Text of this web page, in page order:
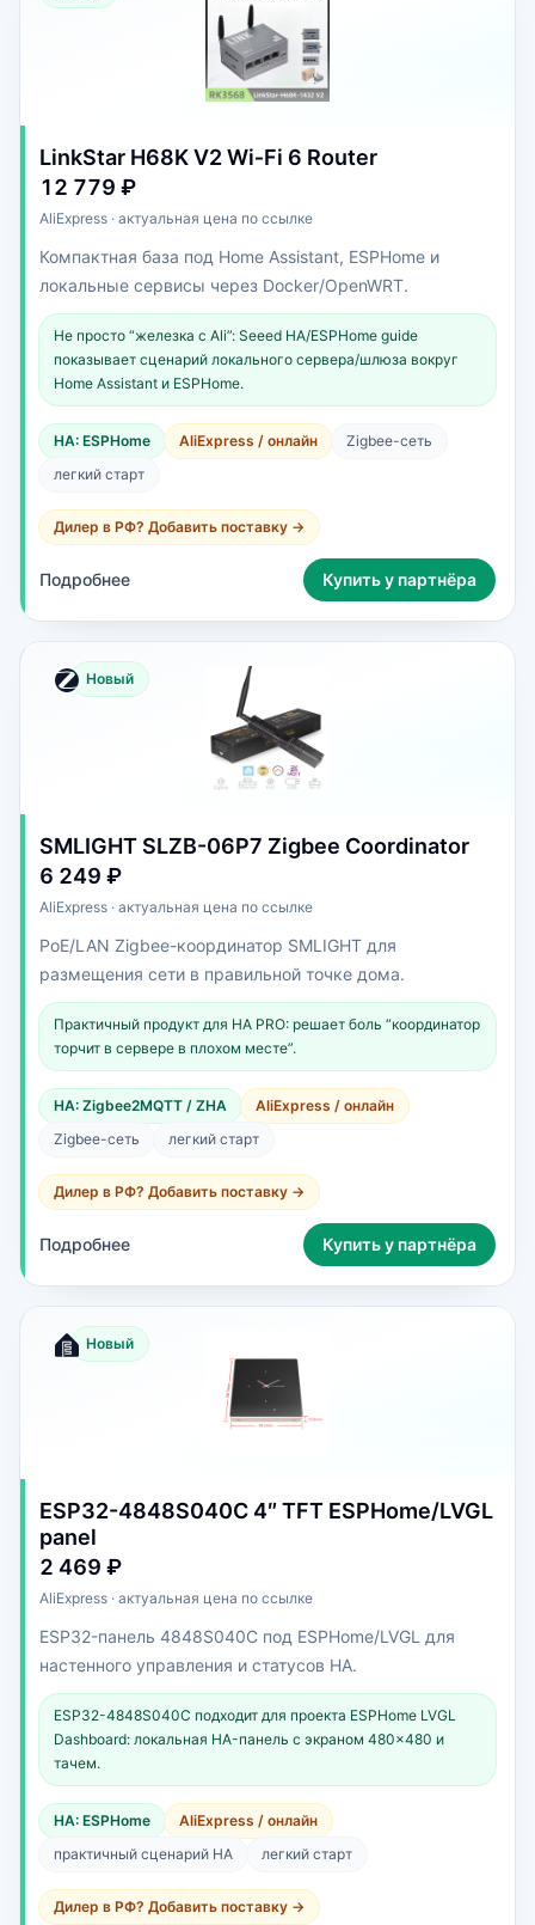
LinkStar H68K V2 Wi‑Fi 6 Router
12 779 ₽
AliExpress · актуальная цена по ссылке
Компактная база под Home Assistant, ESPHome и
локальные сервисы через Docker/OpenWRT.
Не просто “железка с Ali”: Seeed HA/ESPHome guide
показывает сценарий локального сервера/шлюза вокруг
Home Assistant и ESPHome.
HA: ESPHome AliExpress / онлайн
Zigbee-сеть
легкий старт
Дилер в РФ? Добавить поставку →
Подробнее Купить у партнёра
Новый
SMLIGHT SLZB-06P7 Zigbee Coordinator
6 249 ₽
AliExpress · актуальная цена по ссылке
PoE/LAN Zigbee-координатор SMLIGHT для
размещения сети в правильной точке дома.
Практичный продукт для HA PRO: решает боль “координатор
торчит в сервере в плохом месте”.
HA: Zigbee2MQTT / ZHA
AliExpress / онлайн
Zigbee-сеть
легкий старт
Дилер в РФ? Добавить поставку →
Подробнее Купить у партнёра
Новый
ESP32-4848S040C 4″ TFT ESPHome/LVGL
panel
2 469 ₽
AliExpress · актуальная цена по ссылке
ESP32-панель 4848S040C под ESPHome/LVGL для
настенного управления и статусов HA.
ESP32-4848S040C подходит для проекта ESPHome LVGL
Dashboard: локальная HA-панель с экраном 480×480 и
тачем.
HA: ESPHome
AliExpress / онлайн
практичный сценарий HA
легкий старт
Дилер в РФ? Добавить поставку →